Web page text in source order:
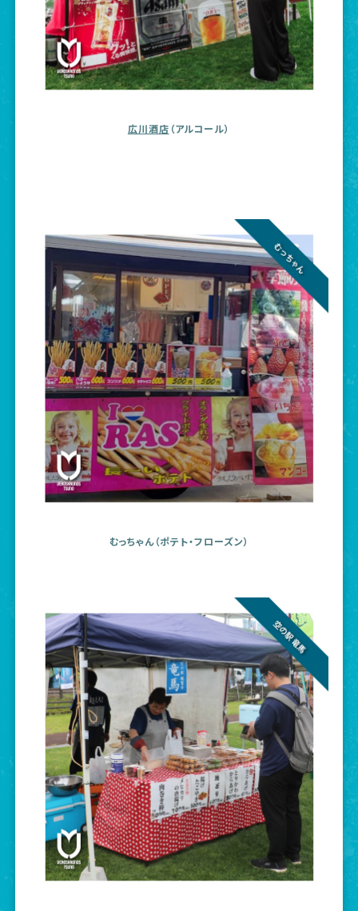
広川酒店 （アルコール）
むっちゃん（ポテト・フローズン）